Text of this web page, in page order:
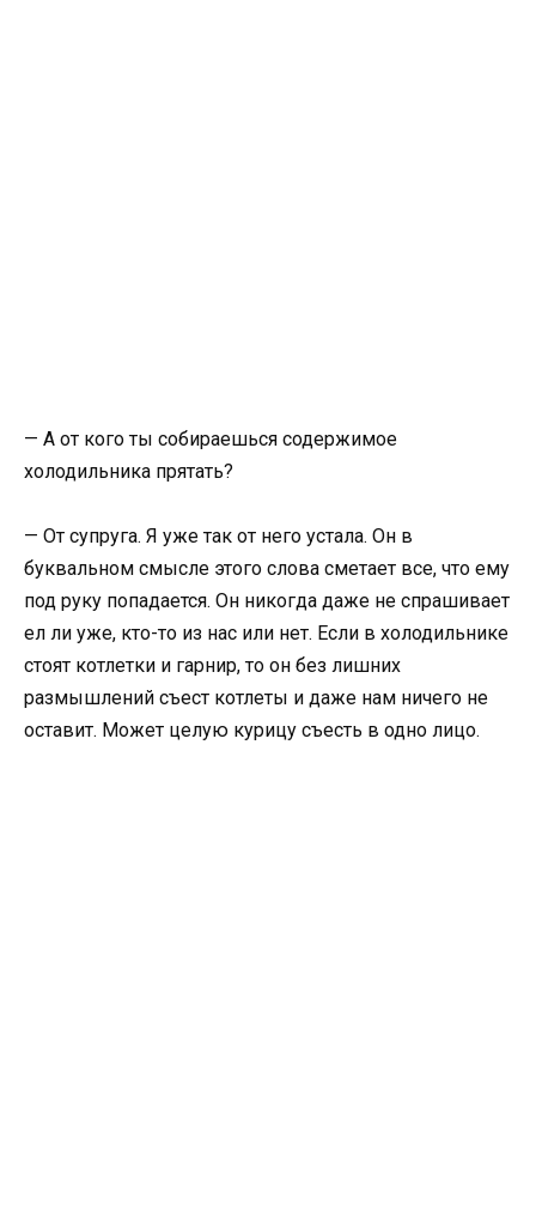
— А от кого ты собираешься содержимое
холодильника прятать?
— От супруга. Я уже так от него устала. Он в
буквальном смысле этого слова сметает все, что ему
под руку попадается. Он никогда даже не спрашивает
ел ли уже, кто-то из нас или нет. Если в холодильнике
стоят котлетки и гарнир, то он без лишних
размышлений съест котлеты и даже нам ничего не
оставит. Может целую курицу съесть в одно лицо.